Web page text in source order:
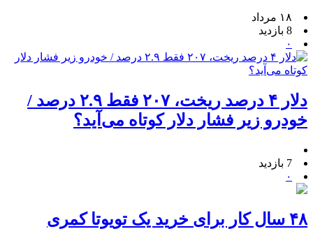
۱۸ مرداد
8 بازدید
۰
دلار ۴ درصد ریخت، ۲۰۷ فقط ۲.۹ درصد /
خودرو زیر فشار دلار کوتاه می‌آید؟
7 بازدید
۰
۴۸ سال کار برای خرید یک تویوتا کمری